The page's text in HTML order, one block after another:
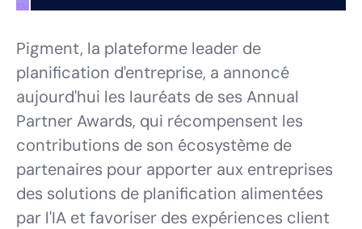
Pigment, la plateforme leader de
planification d'entreprise, a annoncé
aujourd'hui les lauréats de ses Annual
Partner Awards, qui récompensent les
contributions de son écosystème de
partenaires pour apporter aux entreprises
des solutions de planification alimentées
par l'IA et favoriser des expériences client